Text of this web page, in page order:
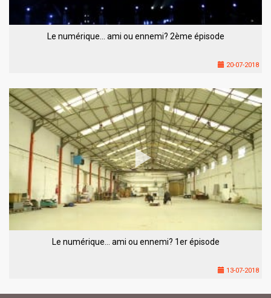
Le numérique… ami ou ennemi? 2ème épisode
20-07-2018
Le numérique… ami ou ennemi? 1er épisode
13-07-2018